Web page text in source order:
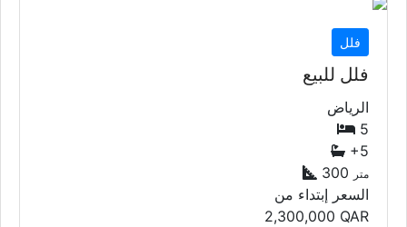
فلل
فلل للبيع
الرياض
5
+5
300
متر
السعر إبتداء من
2,300,000 QAR